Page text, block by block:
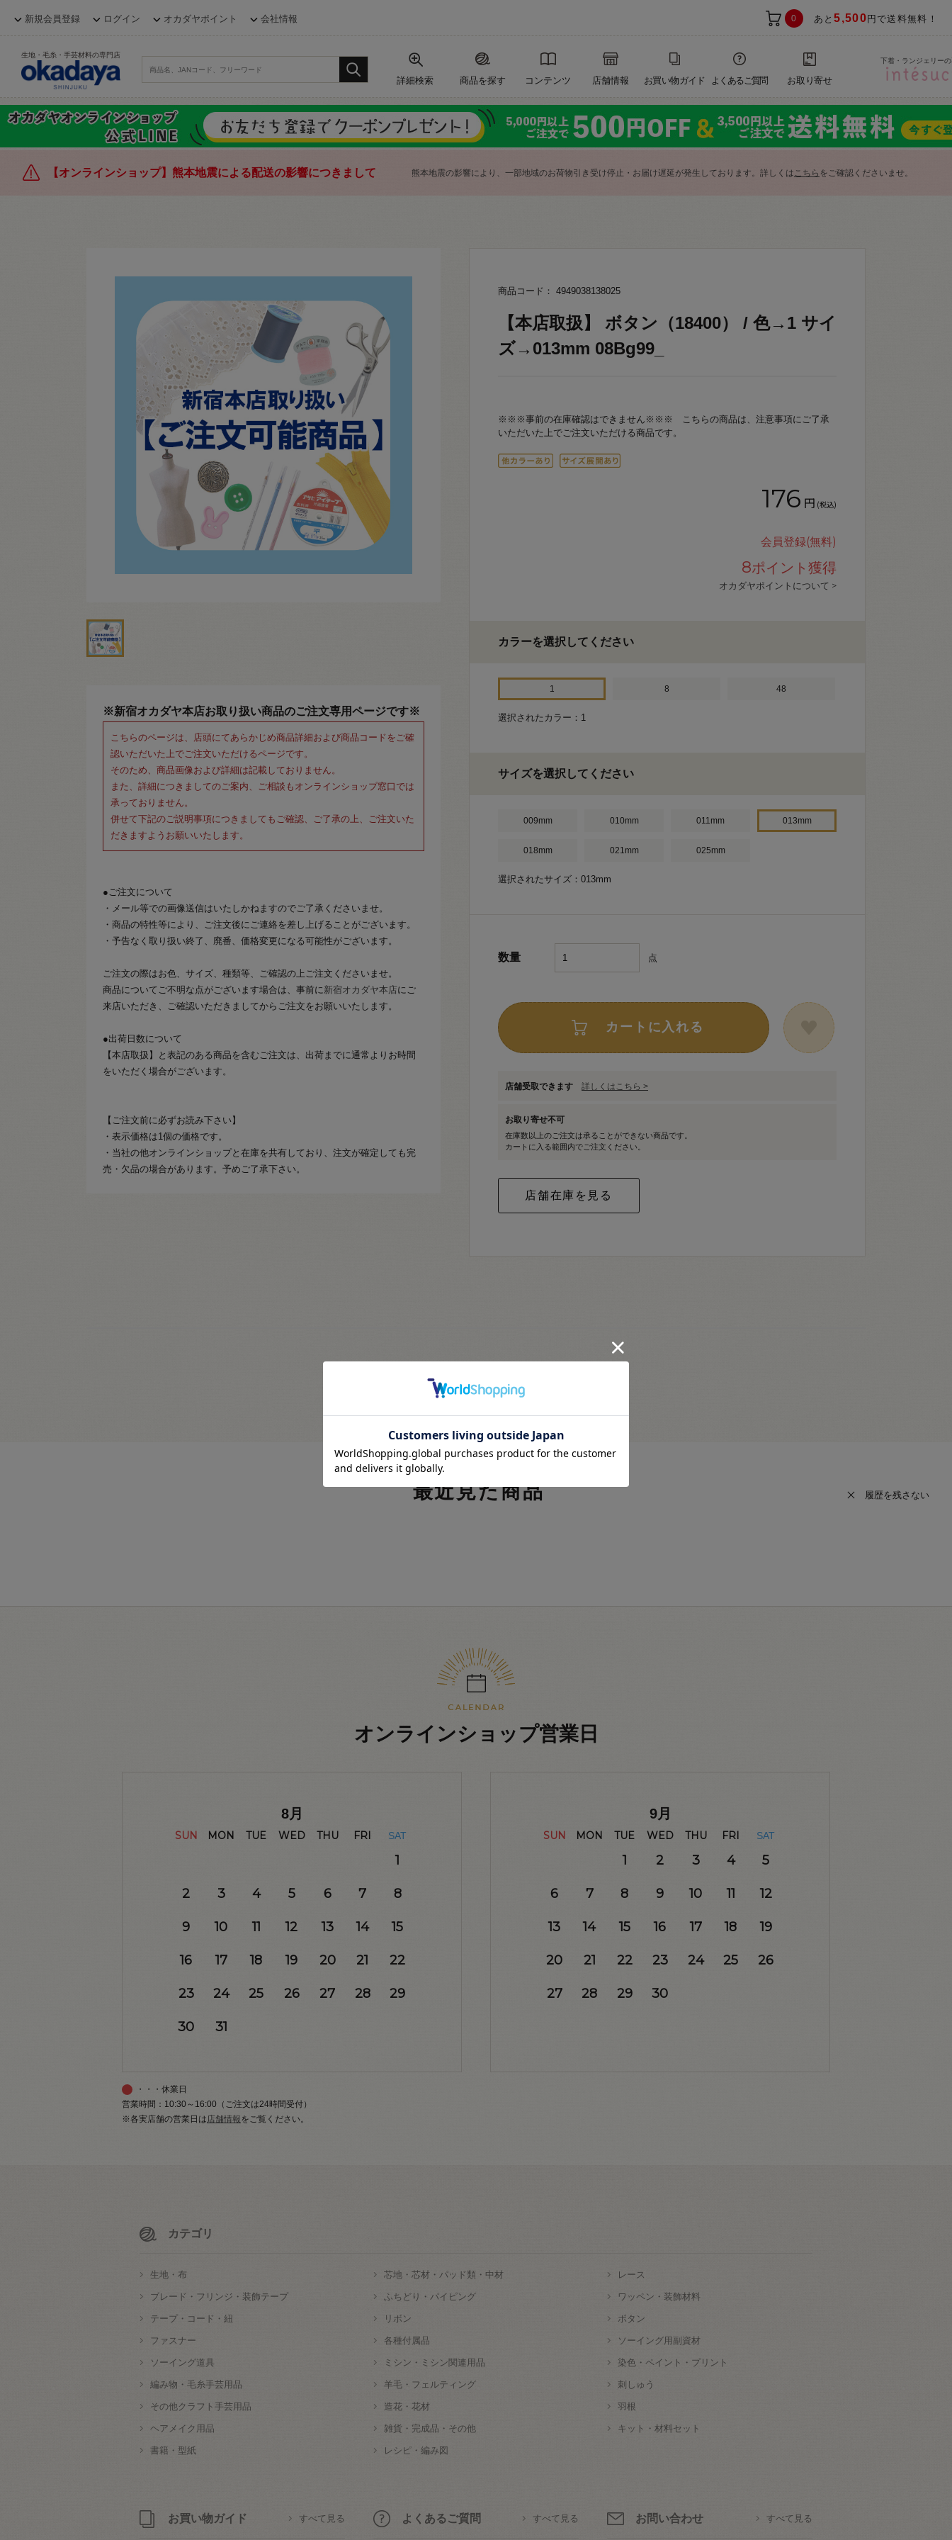
新規会員登録 ログイン オカダヤポイント 会社情報 0 あと5,500 円で送料無料！
生地・毛糸・手芸材料の専門店
詳細検索 商品を探す コンテンツ 店舗情報 お買い物ガイド よくあるご質問 お取り寄せ
下着・ランジェリー
【オンラインショップ】熊本地震による配送の影響につきまして 熊本地震の影響により、一部地域のお荷物引き受け停止・お届け遅延が発生しております。詳しくはこちら をご確認くださいませ。
※新宿オカダヤ本店お取り扱い商品のご注文専用ページです※
こちらのページは、店頭にてあらかじめ商品詳細および商品コードをご確
認いただいた上でご注文いただけるページです。
そのため、商品画像および詳細は記載しておりません。
また、詳細につきましてのご案内、ご相談もオンラインショップ窓口では
承っておりません。
併せて下記のご説明事項につきましてもご確認、ご了承の上、ご注文いた
だきますようお願いいたします。
●ご注文について
・メール等での画像送信はいたしかねますのでご了承くださいませ。
・商品の特性等により、ご注文後にご連絡を差し上げることがございます。
・予告なく取り扱い終了、廃番、価格変更になる可能性がございます。
ご注文の際はお色、サイズ、種類等、ご確認の上ご注文くださいませ。
商品についてご不明な点がございます場合は、事前に 新宿オカダヤ本店にご
来店いただき、ご確認いただきましてからご注文をお願いいたします。
●出荷日数について
【本店取扱】と表記のある商品を含むご注文は、出荷までに通常よりお時間
をいただく場合がございます。
【ご注文前に必ずお読み下さい】
・表示価格は1個の価格です。
・当社の他オンラインショップと在庫を共有しており、注文が確定しても完
売・欠品の場合があります。予めご了承下さい。
商品コード： 4949038138025
【本店取扱】 ボタン（18400） / 色→1 サイ
ズ→013mm 08Bg99_
※※※事前の在庫確認はできません※※※ こちらの商品は、注意事項にご了承
いただいた上でご注文いただける商品です。
176 円 (税込)
会員登録(無料)
8ポイント獲得
オカダヤポイントについて >
カラーを選択してください
1 8 48
選択されたカラー：1
サイズを選択してください
009mm 010mm 011mm 013mm
018mm 021mm 025mm
選択されたサイズ：013mm
数量 点
カートに入れる
店舗受取できます 詳しくはこちら >
お取り寄せ不可
在庫数以上のご注文は承ることができない商品です。
カートに入る範囲内でご注文ください。
最近見た商品 履歴を残さない
オンラインショップ営業日
8月
SUN MON TUE WED THU FRI SAT
1
2 3 4 5 6 7 8
9 10 11 12 13 14 15
16 17 18 19 20 21 22
23 24 25 26 27 28 29
30 31
9月
SUN MON TUE WED THU FRI SAT
1 2 3 4 5
6 7 8 9 10 11 12
13 14 15 16 17 18 19
20 21 22 23 24 25 26
27 28 29 30
・・・休業日
営業時間：10:30～16:00（ご注文は24時間受付）
※各実店舗の営業日は店舗情報をご覧ください。
カテゴリ
生地・布 芯地・芯材・パッド類・中材 レース
ブレード・フリンジ・装飾テープ ふちどり・パイピング ワッペン・装飾材料
テープ・コード・紐 リボン ボタン
ファスナー 各種付属品 ソーイング用副資材
ソーイング道具 ミシン・ミシン関連用品 染色・ペイント・プリント
編み物・毛糸手芸用品 羊毛・フェルティング 刺しゅう
その他クラフト手芸用品 造花・花材 羽根
ヘアメイク用品 雑貨・完成品・その他 キット・材料セット
書籍・型紙 レシピ・編み図
お買い物ガイド すべて見る よくあるご質問 すべて見る お問い合わせ すべて見る